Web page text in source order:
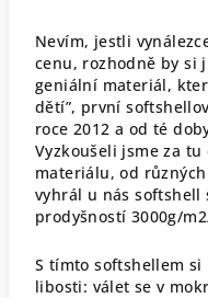
Nevím, jestli
cenu, rozhodně by si
geniální materiál,
dětí”, první
roce 2012 a od té
Vyzkoušeli jsme za
materiálu, od
vyhrál u nás softshell
prodyšností 3000g/
S tímto softshellem
libosti: válet se v